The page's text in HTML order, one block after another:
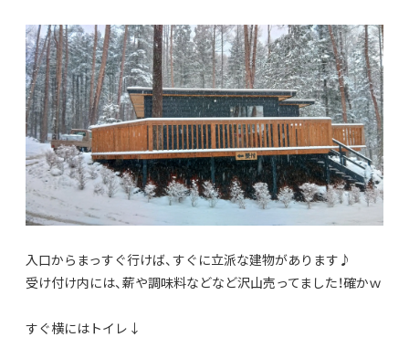
入口からまっすぐ行けば、すぐに立派な建物があります♪
受け付け内には、薪や調味料などなど沢山売ってました！確かｗ
すぐ横にはトイレ↓